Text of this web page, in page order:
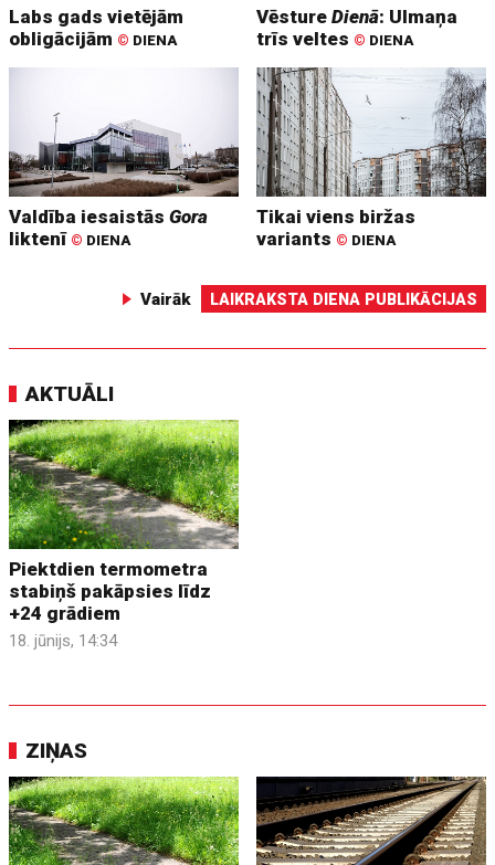
Labs gads vietējām
obligācijām © DIENA
VēstureDienā: Ulmaņa
trīs veltes © DIENA
Valdība iesaistāsGora
liktenī © DIENA
Tikai viens biržas
variants © DIENA
Vairāk LAIKRAKSTA DIENA PUBLIKĀCIJAS
AKTUĀLI
Piektdien termometra
stabiņš pakāpsies līdz
+24 grādiem
18. jūnijs, 14:34
ZIŅAS